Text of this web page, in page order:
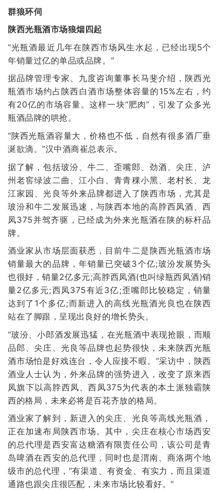
群狼环伺
陕西光瓶酒市场狼烟四起
“光瓶酒最近几年在陕西市场风生水起，已经出现5个
年销量过亿的单品或品牌。”
据品牌管理专家、九度咨询董事长马斐介绍，陕西光
瓶酒市场约占陕西白酒市场整体容量的15%左右，约
有20亿的市场容量。这样一块“肥肉”，引发了众多光
瓶酒品牌的哄抢。
“陕西光瓶酒容量大，价格也不低，自然有很多酒厂垂
涎欲滴。”汉中酒商崔总表示。
据了解，包括玻汾、牛二、歪嘴郎、劲酒、尖庄、泸
州老窖绿波二曲、江小白、青青稞小黑、老村长、龙
江家园、光良等外来品牌都进入了陕西市场，尤其是
玻汾和牛二发展迅速，与陕西本地的高脖西凤酒、西
凤375并驾齐驱，已经成为外来光瓶酒在陕的标杆品
牌。
酒业家从市场层面获悉，目前牛二是陕西光瓶酒市场
销量最大的品牌，年销量已突破3个亿;玻汾发展势头
也很好，销量2亿多元;高脖西凤酒(也叫绿瓶西凤酒)销
量2亿多元;西凤375有近3亿;歪嘴郎比较稳定，销量
达到了1个多亿;而新进入的高线光瓶酒光良也在陕西
站在了脚跟，呈现出良好的增长势头。
“玻汾、小郎酒发展迅猛，在光瓶酒中表现抢眼，而顺
品郎、尖庄、光良等品牌也起势很快，未来陕西光瓶
酒市场怕是好戏连台，令人应接不暇。”采访中，陕西
酒业人士认为，外来品牌的强势进入，改变了原来西
凤旗下以高脖西凤、西凤375为代表的本土派独霸陕
西的格局，未来必将是百花齐放的格局。
酒业家了解到，新进入的尖庄、光良等高线光瓶酒，
正在加速布局陕西市场。其中，尖庄在核心市场西安
的总代理是西安富达糖酒有限责任公司，该公司是青
岛啤酒在西安的总代理，同时也是渭南、商洛两个地
级市的总代理，“有渠道、有资金、有实力，而且渠道
通路也跟尖庄很匹配，未来市场比较看好。”